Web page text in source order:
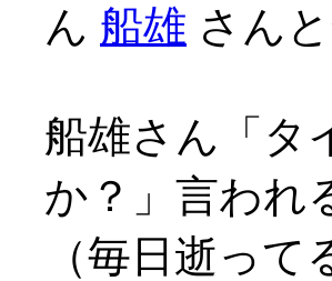
ん 船雄 さん
船雄さん「タ
か？」言われ
（毎日逝っ